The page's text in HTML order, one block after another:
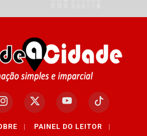
| PAINEL DO LEITOR |
e Privacidade